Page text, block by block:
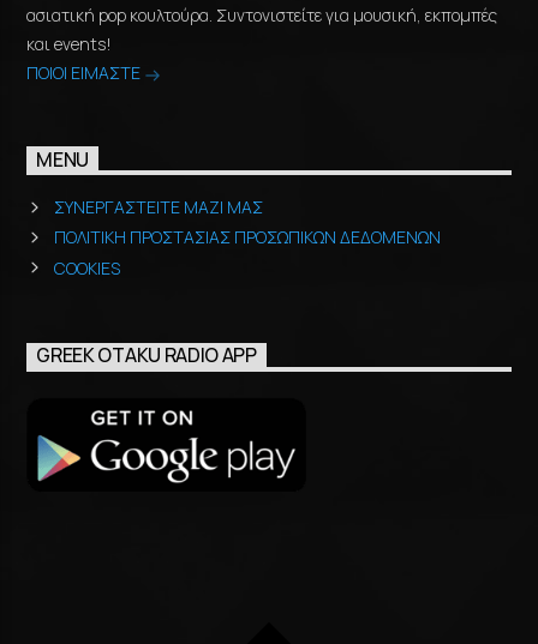
ασιατική pop κουλτούρα. Συντονιστείτε για μουσική, εκπομπές
και events!
ΠΟΙΟΙ ΕΙΜΑΣΤΕ
MENU
ΣΥΝΕΡΓΑΣΤΕΙΤΕ ΜΑΖΙ ΜΑΣ
ΠΟΛΙΤΙΚΗ ΠΡΟΣΤΑΣΙΑΣ ΠΡΟΣΩΠΙΚΩΝ ΔΕΔΟΜΕΝΩΝ
COOKIES
GREEK OTAKU RADIO APP